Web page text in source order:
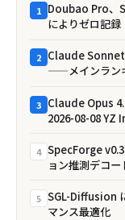
1 Doubao Pro、
によりゼロ記録
2 Claude Sonnet
——メインラン
3 Claude Opus
2026-08-08 YZ
4 SpecForge
ョン推測デコ
5 SGL-Diffusion
マンス最適化